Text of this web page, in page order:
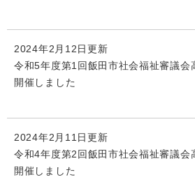
2024年2月12日更新
令和5年度第1回飯田市社会福祉審議会
開催しました
2024年2月11日更新
令和4年度第2回飯田市社会福祉審議会
開催しました